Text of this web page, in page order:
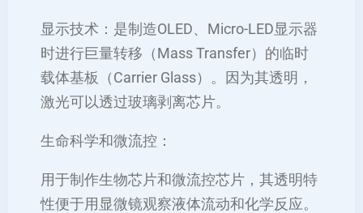
显示技术：是制造OLED、Micro-LED显示器
时进行巨量转移（Mass Transfer）的临时
载体基板（Carrier Glass）。因为其透明，
激光可以透过玻璃剥离芯片。
生命科学和微流控：
用于制作生物芯片和微流控芯片，其透明特
性便于用显微镜观察液体流动和化学反应。